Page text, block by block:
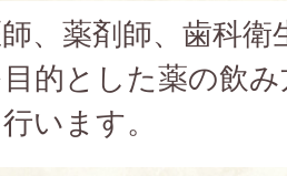
、薬剤師、歯科
的とした薬の飲
います。